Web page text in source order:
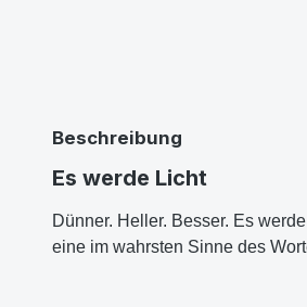
Beschreibung
Es werde Licht
Dünner. Heller. Besser. Es
eine im wahrsten Sinne des